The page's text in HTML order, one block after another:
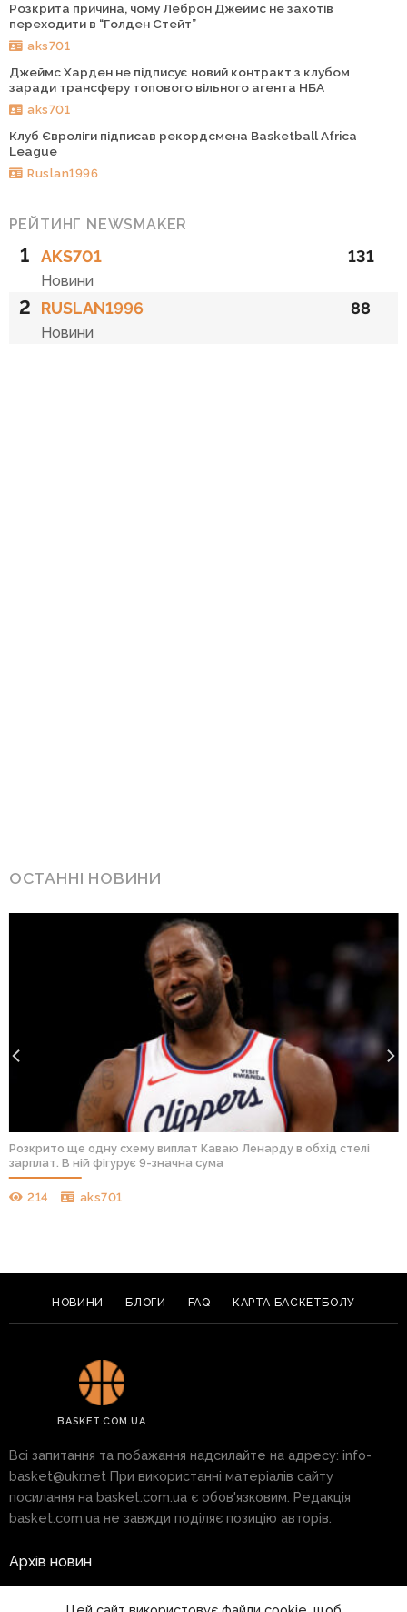
Розкрита причина, чому Леброн Джеймс не захотів
переходити в “Голден Стейт”
aks701
Джеймс Харден не підписує новий контракт з клубом
заради трансферу топового вільного агента НБА
aks701
Клуб Євроліги підписав рекордсмена Basketball Africa
League
Ruslan1996
РЕЙТИНГ NEWSMAKER
1 AKS701
Новини
131
2 RUSLAN1996
Новини
88
ОСТАННІ НОВИНИ
Розкрито ще одну схему виплат Каваю Ленарду в обхід стелі
зарплат. В ній фігурує 9-значна сума
214 aks701
НОВИНИ БЛОГИ FAQ КАРТА БАСКЕТБОЛУ
BASKET.COM.UA
Всі запитання та побажання надсилайте на адресу: info-
basket@ukr.net При використанні матеріалів сайту
посилання на basket.com.ua є обов'язковим. Редакція
basket.com.ua не завжди поділяє позицію авторів.
Архів новин